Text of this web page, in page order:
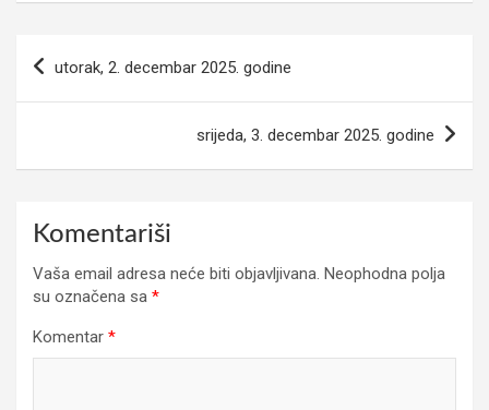
utorak, 2. decembar 2025. godine
srijeda, 3. decembar 2025. godine
Komentariši
Vaša email adresa neće biti objavljivana. Neophodna polja
su označena sa *
Komentar *